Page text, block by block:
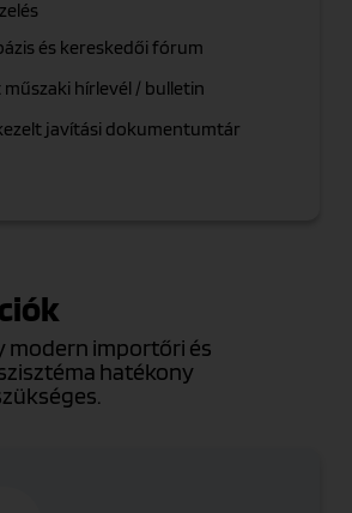
és kereskedői fórum
műszaki hírlevél / bulletin
javítási dokumentumtár
modern importőri és
hatékony